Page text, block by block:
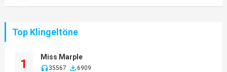
Top Klingeltöne
1
Miss Marple
35567 6909